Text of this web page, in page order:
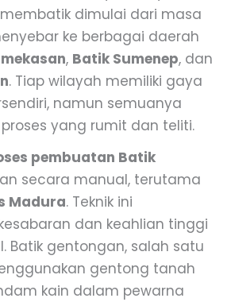
dimulai dari masa
ke berbagai daerah
, Batik Sumenep, dan
. Tiap wilayah memiliki gaya
namun semuanya
yang rumit dan teliti.
pembuatan Batik
secara manual, terutama
Madura. Teknik ini
dan keahlian tinggi
Batik gentongan, salah satu
gentong tanah
kain dalam pewarna